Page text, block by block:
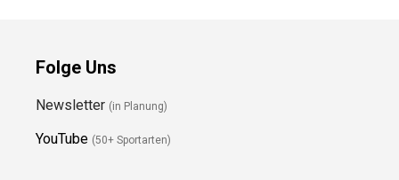
Folge Uns
Newsletter (in Planung)
YouTube (50+ Sportarten)